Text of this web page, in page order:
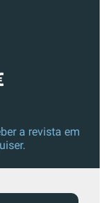
a revista em